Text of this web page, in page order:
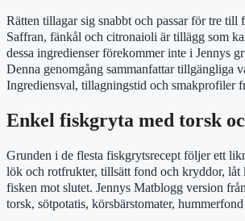
Rätten tillagar sig snabbt och passar för tre till
Saffran, fänkål och citronaioli är tillägg som
dessa ingredienser förekommer inte i Jennys
Denna genomgång sammanfattar tillgängliga
Ingrediensval, tillagningstid och smakprofiler
Enkel fiskgryta med torsk
Grunden i de flesta fiskgrytsrecept följer ett
lök och rotfrukter, tillsätt fond och kryddor, låt
fisken mot slutet. Jennys Matblogg version
torsk, sötpotatis, körsbärstomater,